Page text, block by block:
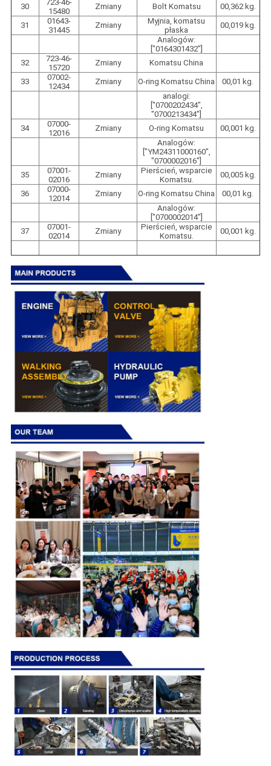
30
723-46-
15480
Zmiany Bolt Komatsu 00,362 kg.
31
01643-
31445
Zmiany
Myjnia, komatsu
płaska
00,019 kg.
Analogów:
["0164301432"]
32
723-46-
15720
Zmiany Komatsu China
33
07002-
12434
Zmiany O-ring Komatsu China
00,01 kg.
analogi:
["0700202434",
"0700213434"]
34
07000-
12016
Zmiany O-ring Komatsu
00,001 kg.
Analogów:
["YM24311000160",
"0700002016"]
35
07001-
02016
Zmiany
Pierścień, wsparcie
Komatsu.
00,005 kg.
36
07000-
12014
Zmiany O-ring Komatsu China
00,01 kg.
Analogów:
["0700002014"]
37
07001-
02014
Zmiany
Pierścień, wsparcie
Komatsu.
00,001 kg.